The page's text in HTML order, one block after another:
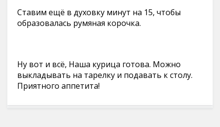
Ставим ещё в духовку минут на 15, чтобы
образовалась румяная корочка.
Ну вот и всё, Наша курица готова. Можно
выкладывать на тарелку и подавать к столу.
Приятного аппетита!